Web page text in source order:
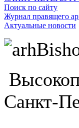
Поиск по сайту
Журнал правящего
Актуальные новости
Санкт-